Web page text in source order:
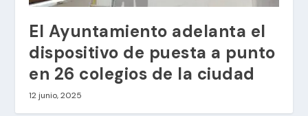
El Ayuntamiento adelanta el
dispositivo de puesta a punto
en 26 colegios de la ciudad
12 junio, 2025